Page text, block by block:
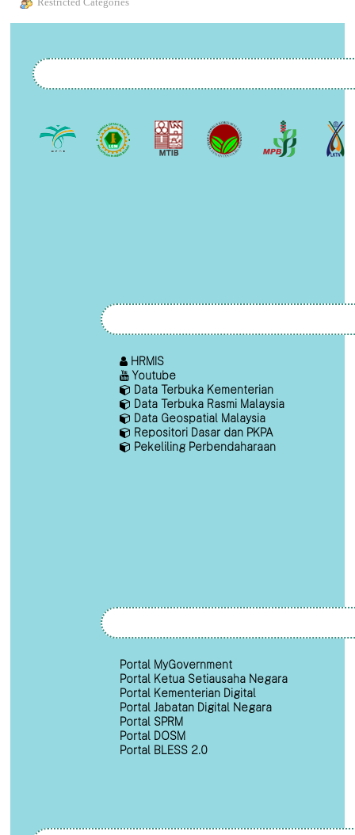
Restricted Categories
HRMIS
Youtube
Data Terbuka Kementerian
Data Terbuka Rasmi Malaysia
Data Geospatial Malaysia
Repositori Dasar dan PKPA
Pekeliling Perbendaharaan
Portal MyGovernment
Portal Ketua Setiausaha Negara
Portal Kementerian Digital
Portal Jabatan Digital Negara
Portal SPRM
Portal DOSM
Portal BLESS 2.0